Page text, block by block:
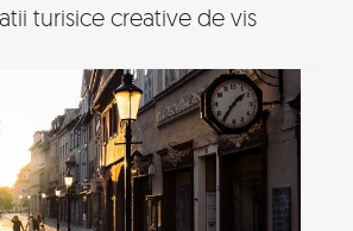
turisice creative de vis